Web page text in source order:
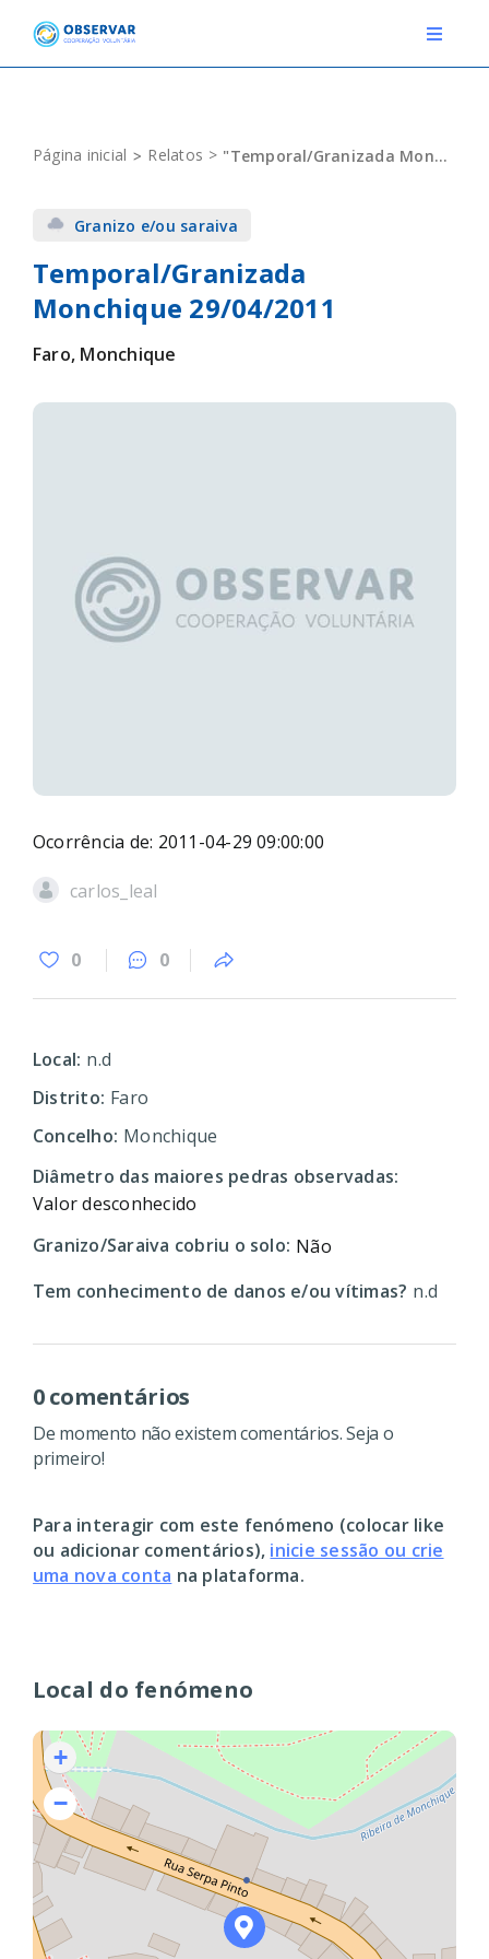
content
Toggle
EVENTOS
DEFINIÇÕES
Página inicial Relatos "Temporal/Granizada Monchique 29/04/2011"
Local do fenómeno
+
−
Granizo e/ou saraiva
Temporal/Granizada
Monchique 29/04/2011
Faro, Monchique
Ocorrência de: 2011-04-29 09:00:00
carlos_leal
0 0
Local: n.d
Distrito: Faro
Concelho: Monchique
Diâmetro das maiores pedras observadas:
Valor desconhecido
Granizo/Saraiva cobriu o solo: Não
Tem conhecimento de danos e/ou vítimas? n.d
0 comentários
De momento não existem comentários. Seja o
primeiro!
Para interagir com este fenómeno (colocar like
ou adicionar comentários), inicie sessão ou crie
uma nova conta na plataforma.